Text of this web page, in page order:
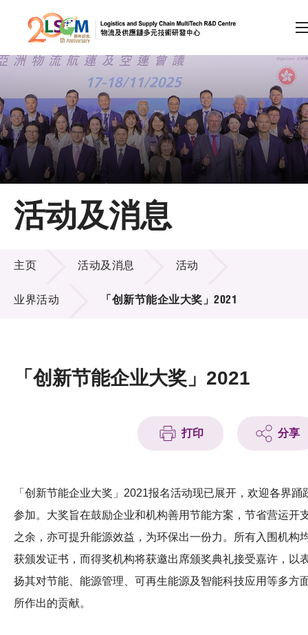
跳到内容（按回车键）
会员登录
A A EN 繁 简
主页
关于LSCM
技术商品化
项目及资助计划
活动及消息
科技分享
会籍
活动及消息
活动及消息
主页 活动及消息 活动
业界活动 「创新节能企业大奖」2021
「创新节能企业大奖」2021
打印 分享
「创新节能企业大奖」2021报名活动现已展开，欢迎各界踊
参加。大奖旨在鼓励企业和机构善用节能方案，节省营运开
之余，亦可提升能源效益，为环保出一份力。所有入围机构
获颁发证书，而得奖机构将获邀出席颁奖典礼接受嘉许，以
扬其对节能、能源管理、可再生能源及智能科技应用等多方
所作出的贡献。